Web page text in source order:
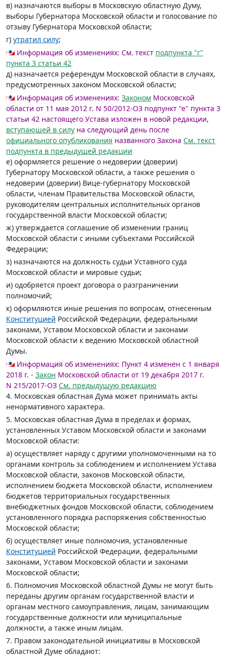
в) назначаются выборы в Московскую областную Думу,
выборы Губернатора Московской области и голосование по
отзыву Губернатора Московской области;
г) утратил силу;
Информация об изменениях: См. текст подпункта "г"
пункта 3 статьи 42
д) назначается референдум Московской области в случаях,
предусмотренных законом Московской области;
Информация об изменениях: Законом Московской
области от 11 мая 2012 г. N 50/2012-ОЗ подпункт "е" пункта 3
статьи 42 настоящего Устава изложен в новой редакции,
вступающей в силу на следующий день после
официального опубликования названного Закона См. текст
подпункта в предыдущей редакции
е) оформляется решение о недоверии (доверии)
Губернатору Московской области, а также решения о
недоверии (доверии) Вице-губернатору Московской
области, членам Правительства Московской области,
руководителям центральных исполнительных органов
государственной власти Московской области;
ж) утверждается соглашение об изменении границ
Московской области с иными субъектами Российской
Федерации;
з) назначаются на должность судьи Уставного суда
Московской области и мировые судьи;
и) одобряется проект договора о разграничении
полномочий;
к) оформляются иные решения по вопросам, отнесенным
Конституцией Российской Федерации, федеральными
законами, Уставом Московской области и законами
Московской области к ведению Московской областной
Думы.
Информация об изменениях: Пункт 4 изменен с 1 января
2018 г. - Закон Московской области от 19 декабря 2017 г.
N 215/2017-ОЗ См. предыдущую редакцию
4. Московская областная Дума может принимать акты
ненормативного характера.
5. Московская областная Дума в пределах и формах,
установленных Уставом Московской области и законами
Московской области:
а) осуществляет наряду с другими уполномоченными на то
органами контроль за соблюдением и исполнением Устава
Московской области, законов Московской области,
исполнением бюджета Московской области, исполнением
бюджетов территориальных государственных
внебюджетных фондов Московской области, соблюдением
установленного порядка распоряжения собственностью
Московской области;
б) осуществляет иные полномочия, установленные
Конституцией Российской Федерации, федеральными
законами, Уставом Московской области и законами
Московской области;
6. Полномочия Московской областной Думы не могут быть
переданы другим органам государственной власти и
органам местного самоуправления, лицам, занимающим
государственные должности или муниципальные
должности, а также иным лицам.
7. Правом законодательной инициативы в Московской
областной Думе обладают: